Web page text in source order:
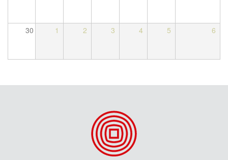
30 1 2 3 4 5 6